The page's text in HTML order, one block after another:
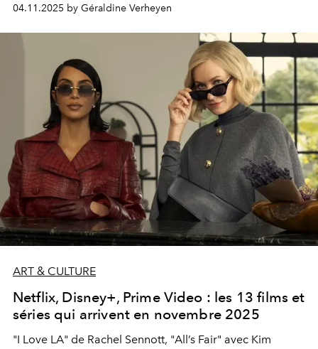
en une saison de contemplation.
04.11.2025 by Géraldine Verheyen
ART & CULTURE
Netflix, Disney+, Prime Video : les 13 films et
séries qui arrivent en novembre 2025
"I Love LA" de Rachel Sennott, "All’s Fair" avec Kim